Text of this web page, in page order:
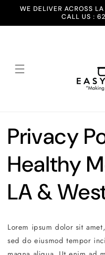
Skip to
WE DELIVER ACROSS
CALL US :
Privacy
Healthy
LA &
Lorem ipsum dolor sit
sed do eiusmod tempor